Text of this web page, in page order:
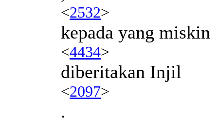
<2532>
kepada yang miskin
<4434>
diberitakan Injil
<2097>
.